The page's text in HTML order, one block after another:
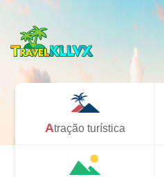
Atração turística